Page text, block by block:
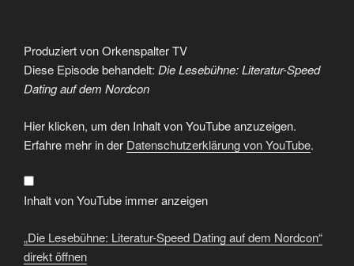
Produziert von Orkenspalter TV
Diese Episode behandelt: Die Lesebühne: Literatur-Speed
Dating auf dem Nordcon
„Die
Lesebühne:
Literatur-
Speed
auf
dem
Nordcon“
von
anzeigen
Hier klicken, um den Inhalt von YouTube anzuzeigen.
Erfahre mehr in der Datenschutzerklärung von YouTube.
Inhalt von YouTube immer anzeigen
„Die Lesebühne: Literatur-Speed Dating auf dem Nordcon“
direkt öffnen